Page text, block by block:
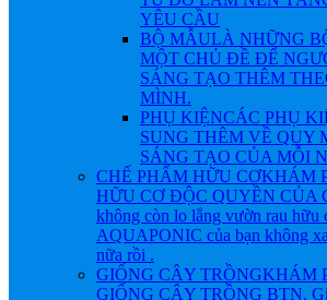
YÊU CẦU
BỘ MẪULÀ NHỮNG
MỘT CHỦ ĐỀ ĐỂ
SÁNG TẠO THÊM
MÌNH.
PHỤ KIỆNCÁC PHỤ
SUNG THÊM VỀ QUY
SÁNG TẠO CỦA MỖI
CHẾ PHẨM HỮU CƠKHÁM
HỮU CƠ ĐỘC QUYỀN CỦA
không còn lo lắng vườn rau hữu
AQUAPONIC của bạn không
nữa rồi .
GIỐNG CÂY TRỒNGKHÁM
GIỐNG CÂY TRỒNG BTN.